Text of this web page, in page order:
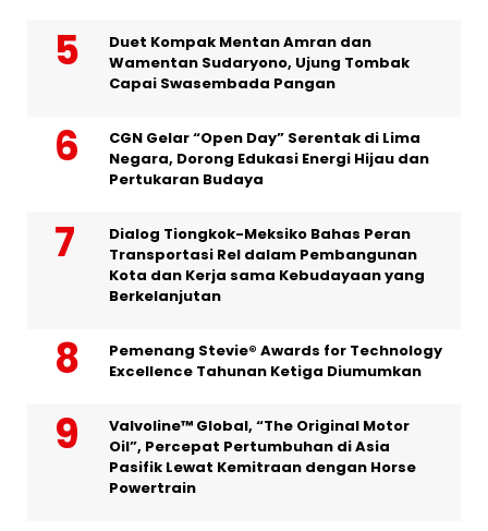
Duet Kompak Mentan Amran dan
Wamentan Sudaryono, Ujung Tombak
Capai Swasembada Pangan
CGN Gelar “Open Day” Serentak di Lima
Negara, Dorong Edukasi Energi Hijau dan
Pertukaran Budaya
Dialog Tiongkok-Meksiko Bahas Peran
Transportasi Rel dalam Pembangunan
Kota dan Kerja sama Kebudayaan yang
Berkelanjutan
Pemenang Stevie® Awards for Technology
Excellence Tahunan Ketiga Diumumkan
Valvoline™ Global, “The Original Motor
Oil”, Percepat Pertumbuhan di Asia
Pasifik Lewat Kemitraan dengan Horse
Powertrain